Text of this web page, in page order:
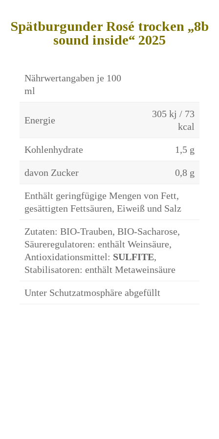
Spätburgunder Rosé trocken „8b
sound inside“ 2025
Nährwertangaben je 100
ml
Energie
305 kj / 73
kcal
Kohlenhydrate 1,5 g
davon Zucker 0,8 g
Enthält geringfügige Mengen von Fett,
gesättigten Fettsäuren, Eiweiß und Salz
Zutaten: BIO-Trauben, BIO-Sacharose,
Säureregulatoren: enthält Weinsäure,
Antioxidationsmittel: SULFITE,
Stabilisatoren: enthält Metaweinsäure
Unter Schutzatmosphäre abgefüllt